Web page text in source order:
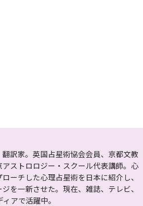
訳家。英国占星術協会会員、京都文教
ストロロジー・スクール代表講師。心
ーチした心理占星術を日本に紹介し、
を一新させた。現在、雑誌、テレビ、
アで活躍中。